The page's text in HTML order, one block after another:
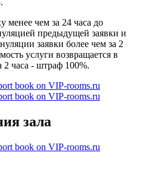
менее чем за 24 часа до
предыдущей заявки и
заявки более чем за 2
услуги возвращается в
2 часа - штраф 100%.
зала